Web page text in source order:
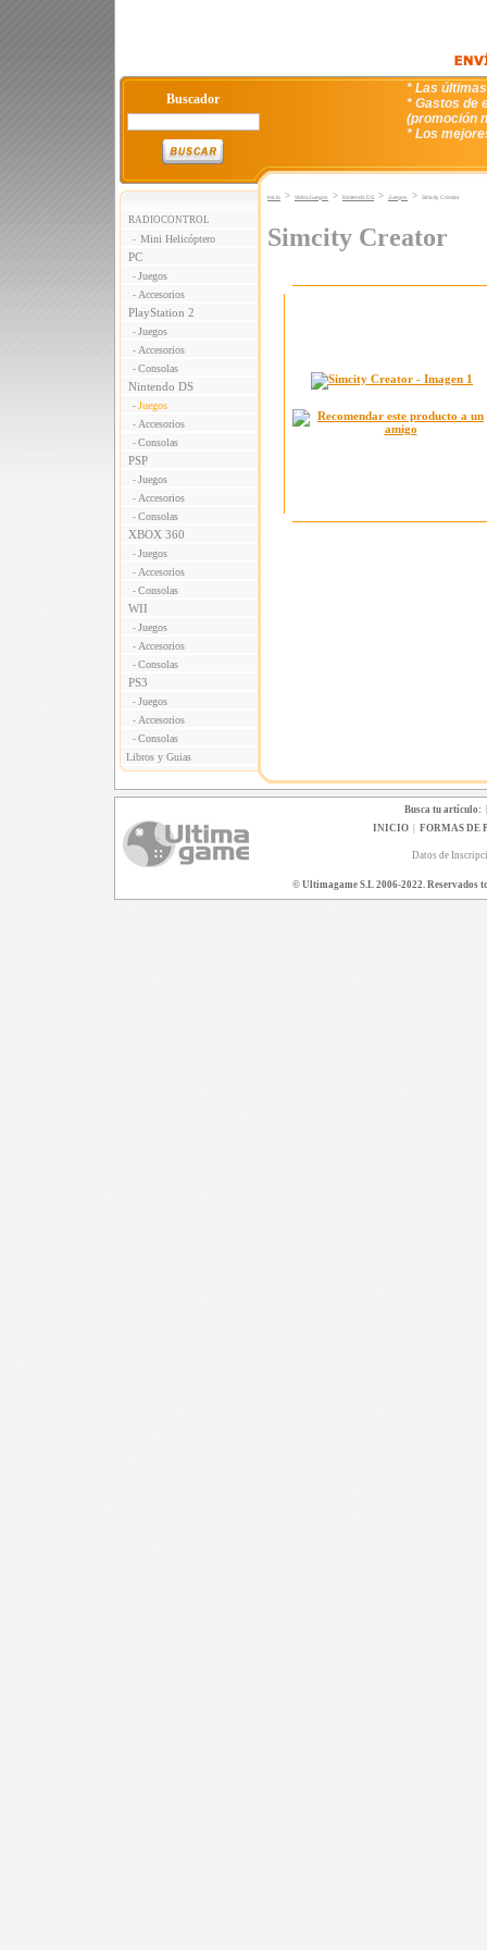
Buscador
* Las
* Gastos de
(promoción
* Los
RADIOCONTROL
- Mini Helicóptero
PC
- Juegos
- Accesorios
PlayStation 2
- Juegos
- Accesorios
- Consolas
Nintendo DS
- Juegos
- Accesorios
- Consolas
PSP
- Juegos
- Accesorios
- Consolas
XBOX 360
- Juegos
- Accesorios
- Consolas
WII
- Juegos
- Accesorios
- Consolas
PS3
- Juegos
- Accesorios
- Consolas
Libros y Guias
Inicio > VideoJuegos > Nintendo DS > Juegos > Simcity Creator
Simcity Creator
Busca tu artículo:
INICIO| FORMAS DE
Datos de
© Ultimagame S.L 2006-2022. Reservados